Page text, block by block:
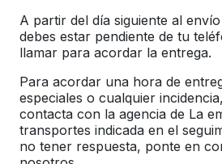
A partir del día siguiente al
debes estar pendiente de tu
llamar para acordar la entrega.
Para acordar una hora de
especiales o cualquier
contacta con la agencia de La
transportes indicada en el
no tener respuesta, ponte en